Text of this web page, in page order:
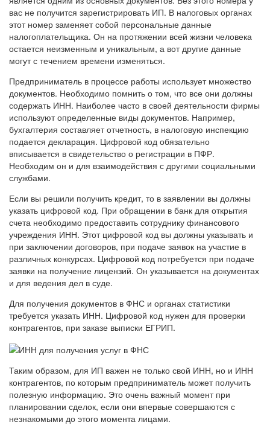
вас не получится зарегистрировать ИП. В налоговых органах
этот номер заменяет собой персональные данные
налогоплательщика. Он на протяжении всей жизни человека
остается неизменным и уникальным, а вот другие данные
могут с течением времени изменяться.
Предприниматель в процессе работы использует множество
документов. Необходимо помнить о том, что все они должны
содержать ИНН. Наиболее часто в своей деятельности фирмы
используют определенные виды документов. Например,
бухгалтерия составляет отчетность, в налоговую инспекцию
подается декларация. Цифровой код обязательно
вписывается в свидетельство о регистрации в ПФР.
Необходим он и для взаимодействия с другими социальными
службами.
Если вы решили получить кредит, то в заявлении вы должны
указать цифровой код. При обращении в банк для открытия
счета необходимо предоставить сотруднику финансового
учреждения ИНН. Этот цифровой код вы должны указывать и
при заключении договоров, при подаче заявок на участие в
различных конкурсах. Цифровой код потребуется при подаче
заявки на получение лицензий. Он указывается на документах
и для ведения дел в суде.
Для получения документов в ФНС и органах статистики
требуется указать ИНН. Цифровой код нужен для проверки
контрагентов, при заказе выписки ЕГРИП.
Таким образом, для ИП важен не только свой ИНН, но и ИНН
контрагентов, по которым предприниматель может получить
полезную информацию. Это очень важный момент при
планировании сделок, если они впервые совершаются с
незнакомыми до этого момента лицами.